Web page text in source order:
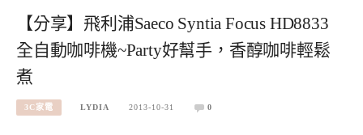
【分享】飛利浦Saeco Syntia Focus HD8833
全自動咖啡機~Party好幫手，香醇咖啡輕鬆
煮
3C家電 LYDIA 2013-10-31 0